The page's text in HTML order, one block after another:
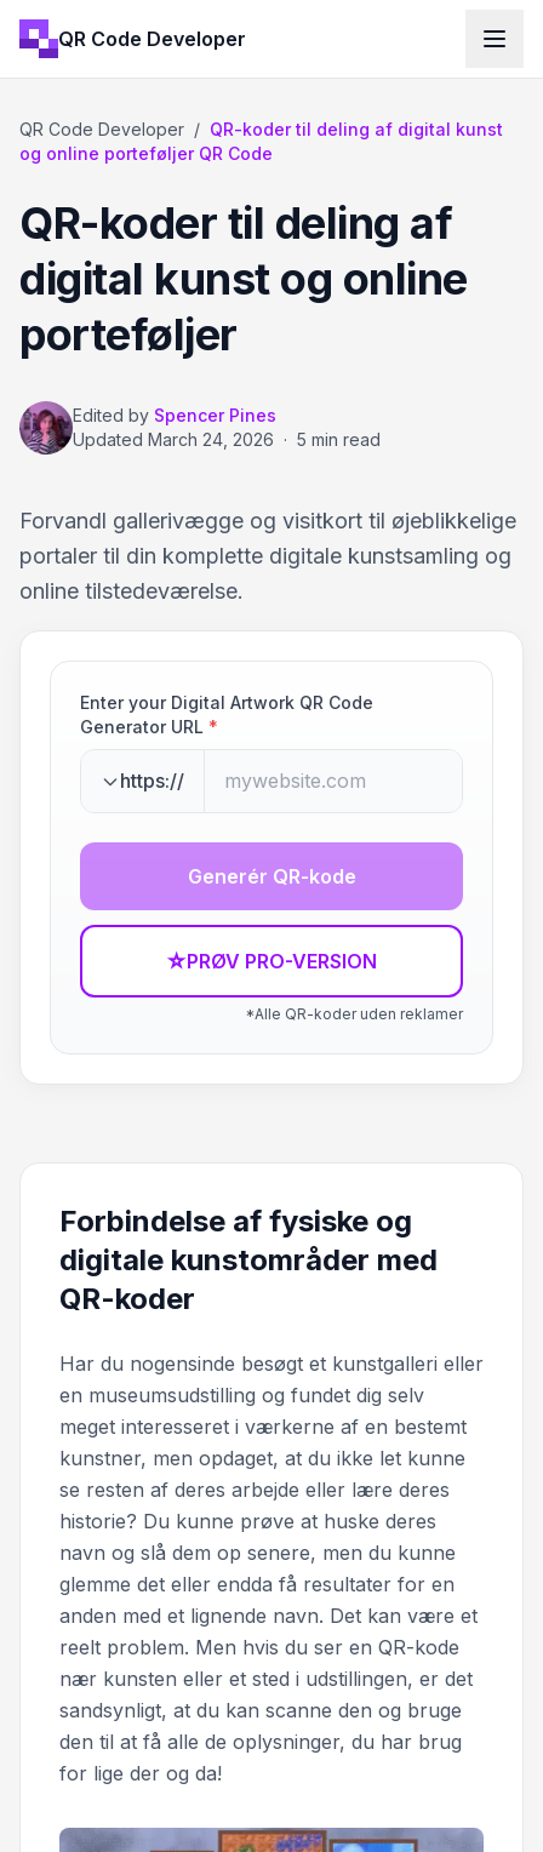
QR Code Developer
QR Code Developer / QR-koder til deling af digital kunst
og online porteføljer QR Code
QR-koder til deling af
digital kunst og online
porteføljer
Edited by Spencer Pines
Updated March 24, 2026 · 5 min read
Forvandl gallerivægge og visitkort til øjeblikkelige
portaler til din komplette digitale kunstsamling og
online tilstedeværelse.
Enter your Digital Artwork QR Code
Generator URL *
https://
Generér QR-kode
☆PRØV PRO-VERSION
*Alle QR-koder uden reklamer
Forbindelse af fysiske og
digitale kunstområder med
QR-koder
Har du nogensinde besøgt et kunstgalleri eller
en museumsudstilling og fundet dig selv
meget interesseret i værkerne af en bestemt
kunstner, men opdaget, at du ikke let kunne
se resten af deres arbejde eller lære deres
historie? Du kunne prøve at huske deres
navn og slå dem op senere, men du kunne
glemme det eller endda få resultater for en
anden med et lignende navn. Det kan være et
reelt problem. Men hvis du ser en QR-kode
nær kunsten eller et sted i udstillingen, er det
sandsynligt, at du kan scanne den og bruge
den til at få alle de oplysninger, du har brug
for lige der og da!